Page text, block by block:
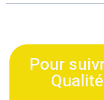
Pour